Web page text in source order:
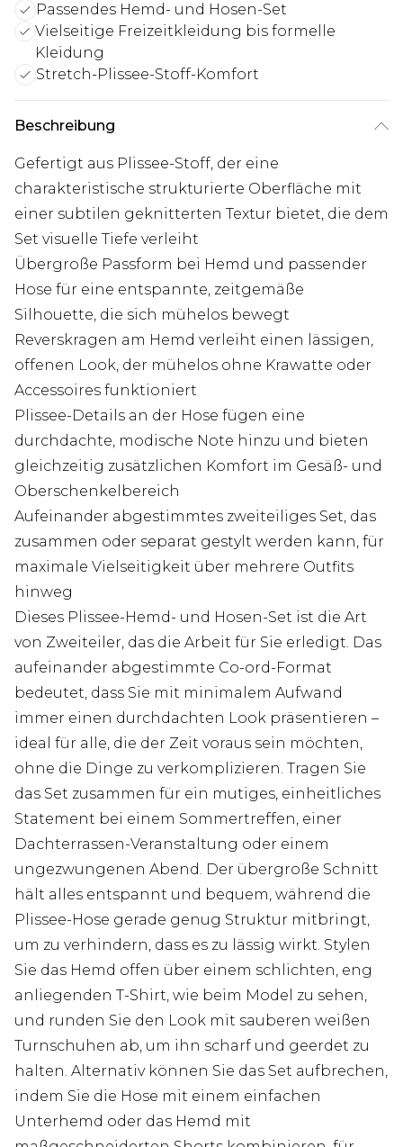
Passendes Hemd- und Hosen-Set
Vielseitige Freizeitkleidung bis formelle
Kleidung
Stretch-Plissee-Stoff-Komfort
Beschreibung
Gefertigt aus Plissee-Stoff, der eine
charakteristische strukturierte Oberfläche mit
einer subtilen geknitterten Textur bietet, die dem
Set visuelle Tiefe verleiht
Übergroße Passform bei Hemd und passender
Hose für eine entspannte, zeitgemäße
Silhouette, die sich mühelos bewegt
Reverskragen am Hemd verleiht einen lässigen,
offenen Look, der mühelos ohne Krawatte oder
Accessoires funktioniert
Plissee-Details an der Hose fügen eine
durchdachte, modische Note hinzu und bieten
gleichzeitig zusätzlichen Komfort im Gesäß- und
Oberschenkelbereich
Aufeinander abgestimmtes zweiteiliges Set, das
zusammen oder separat gestylt werden kann, für
maximale Vielseitigkeit über mehrere Outfits
hinweg
Dieses Plissee-Hemd- und Hosen-Set ist die Art
von Zweiteiler, das die Arbeit für Sie erledigt. Das
aufeinander abgestimmte Co-ord-Format
bedeutet, dass Sie mit minimalem Aufwand
immer einen durchdachten Look präsentieren –
ideal für alle, die der Zeit voraus sein möchten,
ohne die Dinge zu verkomplizieren. Tragen Sie
das Set zusammen für ein mutiges, einheitliches
Statement bei einem Sommertreffen, einer
Dachterrassen-Veranstaltung oder einem
ungezwungenen Abend. Der übergroße Schnitt
hält alles entspannt und bequem, während die
Plissee-Hose gerade genug Struktur mitbringt,
um zu verhindern, dass es zu lässig wirkt. Stylen
Sie das Hemd offen über einem schlichten, eng
anliegenden T-Shirt, wie beim Model zu sehen,
und runden Sie den Look mit sauberen weißen
Turnschuhen ab, um ihn scharf und geerdet zu
halten. Alternativ können Sie das Set aufbrechen,
indem Sie die Hose mit einem einfachen
Unterhemd oder das Hemd mit